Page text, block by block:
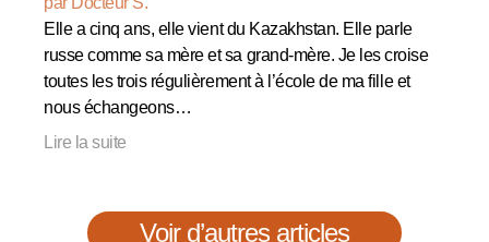
Elle a cinq ans, elle vient du Kazakhstan. Elle parle
russe comme sa mère et sa grand-mère. Je les croise
toutes les trois régulièrement à l’école de ma fille et
nous échangeons…
Lire la suite
Voir d’autres articles